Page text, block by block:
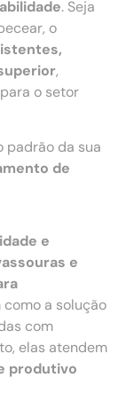
. Seja
o
,
o setor
padrão da sua
de
e
e
a solução
com
elas atendem
produtivo